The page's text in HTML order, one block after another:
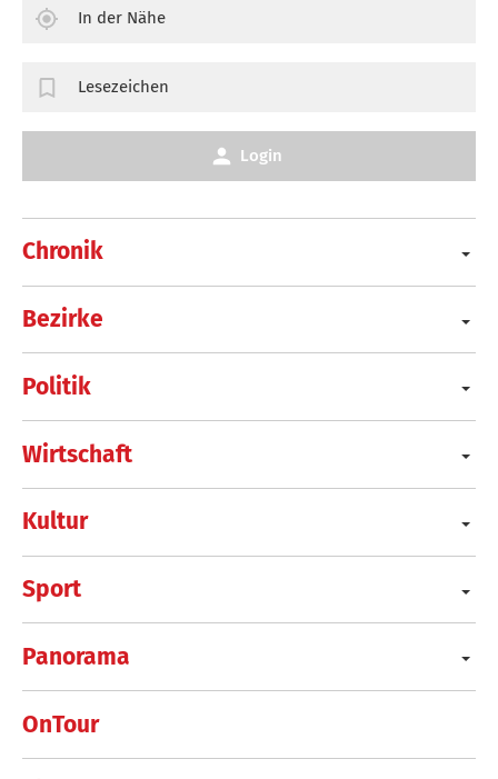
Chronik
Bezirke
Politik
Wirtschaft
Kultur
Sport
Panorama
OnTour
In der Nähe
Lesezeichen
Login